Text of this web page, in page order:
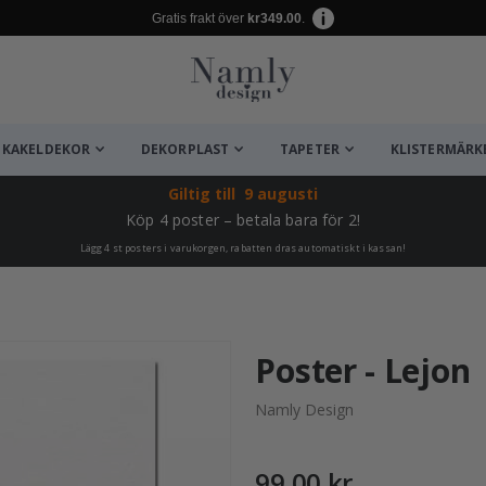
Gratis frakt över kr349.00.
KAKELDEKOR DEKORPLAST TAPETER
Giltig till 9 augusti
Köp 4 poster – betala bara för 2!
Lägg 4 st posters i varukorgen, rabatten dras automatiskt i kassan!
Poster - Lejon
Namly Design